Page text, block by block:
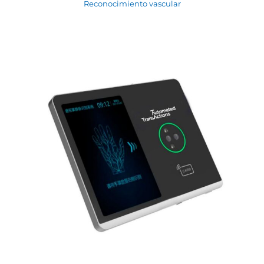
Reconocimiento vascular
Palm Vein Identity Terminal AT-V003
Reconocimiento vascular
Reconocimiento
vascular